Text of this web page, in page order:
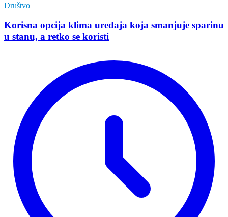
Društvo
Korisna opcija klima uređaja koja smanjuje sparinu
u stanu, a retko se koristi